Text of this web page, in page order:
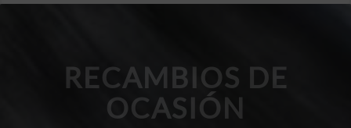
RECAMBIOS DE
OCASIÓN